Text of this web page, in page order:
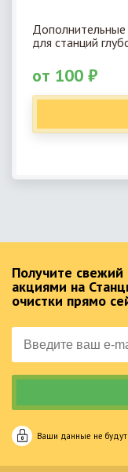
для станций
от 100 ₽
Получите
акциями на
очистки прямо
Ваши данные не